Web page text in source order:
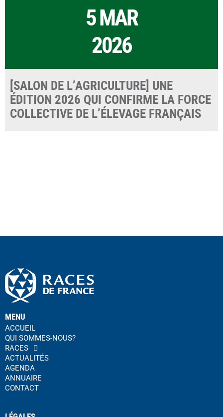
5 MAR
2026
[SALON DE L’AGRICULTURE] UNE
ÉDITION 2026 QUI CONFIRME LA FORCE
COLLECTIVE DE L’ÉLEVAGE FRANÇAIS
MENU
ACCUEIL
QUI SOMMES-NOUS?
RACES
ACTUALITÉS
AGENDA
ANNUAIRE
CONTACT